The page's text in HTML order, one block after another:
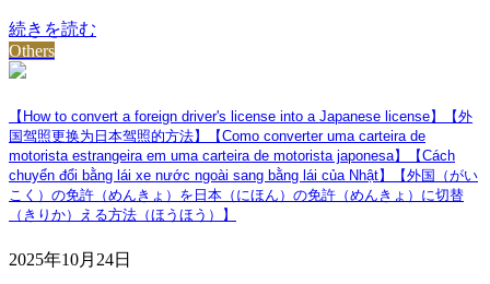
続きを読む
Others
【How to convert a foreign driver's license into a Japanese license】【外
国驾照更换为日本驾照的方法】【Como converter uma carteira de
motorista estrangeira em uma carteira de motorista japonesa】【Cách
chuyển đổi bằng lái xe nước ngoài sang bằng lái của Nhật】【外国（がい
こく）の免許（めんきょ）を日本（にほん）の免許（めんきょ）に切替
（きりか）える方法（ほうほう）】
2025年10月24日